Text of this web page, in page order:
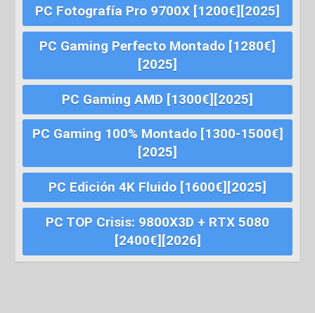
PC Fotografía Pro 9700X [1200€][2025]
PC Gaming Perfecto Montado [1280€]
[2025]
PC Gaming AMD [1300€][2025]
PC Gaming 100% Montado [1300-1500€]
[2025]
PC Edición 4K Fluido [1600€][2025]
PC TOP Crisis: 9800X3D + RTX 5080
[2400€][2026]